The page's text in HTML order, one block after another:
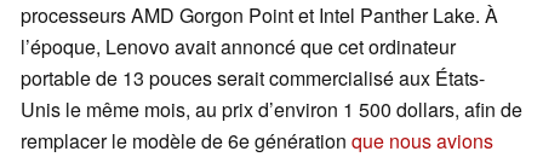
processeurs AMD Gorgon Point et Intel Panther Lake. À
l’époque, Lenovo avait annoncé que cet ordinateur
portable de 13 pouces serait commercialisé aux États-
Unis le même mois, au prix d’environ 1 500 dollars, afin de
remplacer le modèle de 6e génération que nous avions